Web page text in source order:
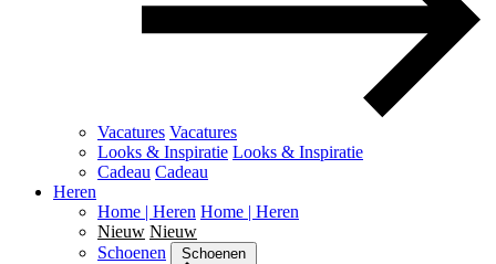
Vacatures Vacatures
Looks & Inspiratie Looks & Inspiratie
Cadeau Cadeau
Heren
Home | Heren Home | Heren
Nieuw Nieuw
Schoenen
Schoenen